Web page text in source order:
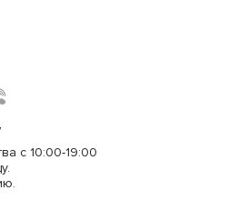
с 10:00-19:00